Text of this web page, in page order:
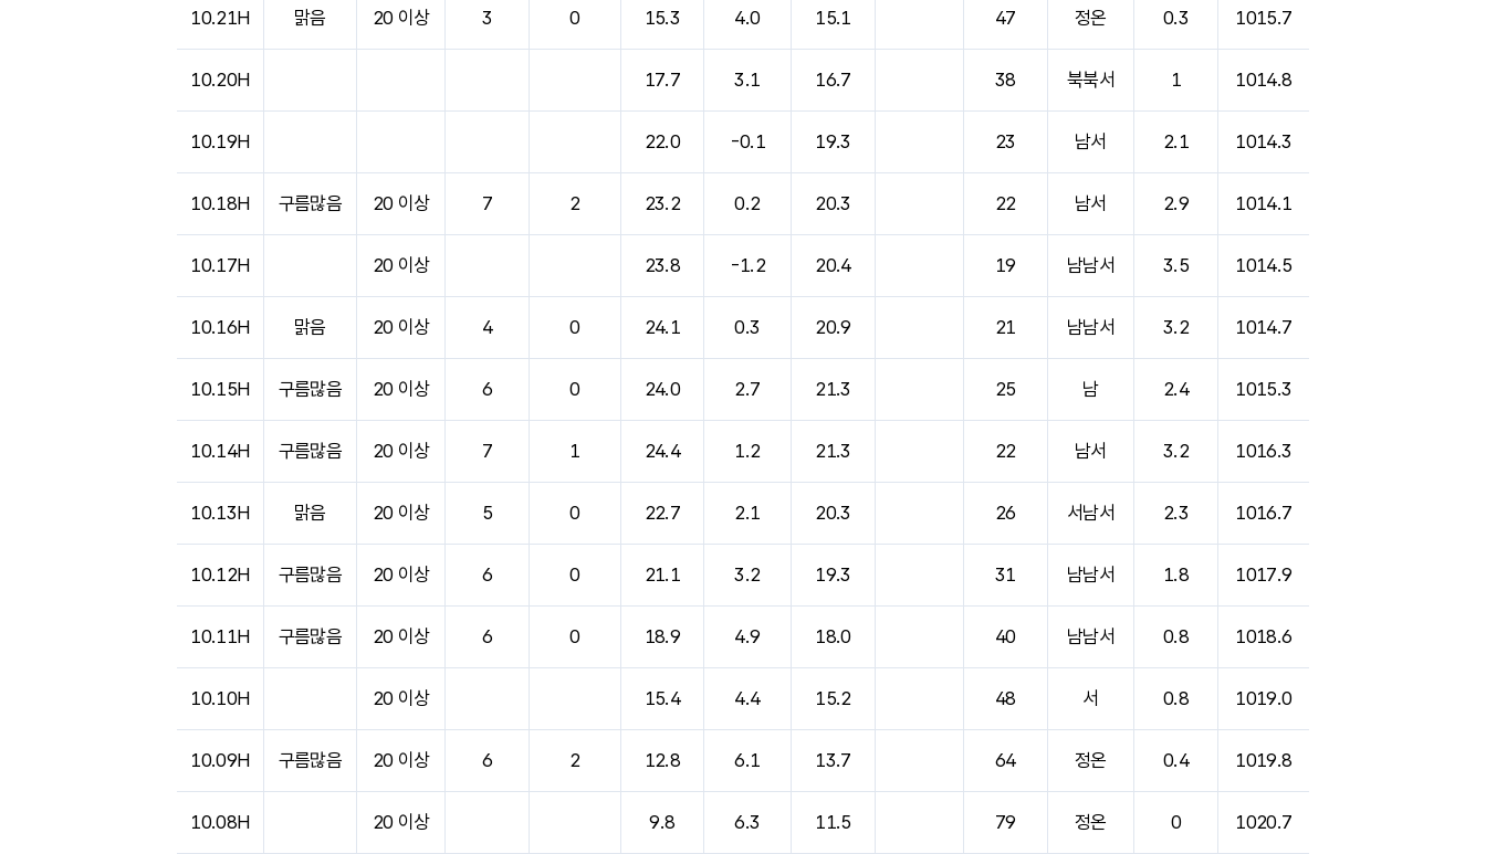
10.21H 맑음 20 이상 3 0 15.3 4.0 15.1 47 정온 0.3 1015.7
10.20H 17.7 3.1 16.7 38 북북서 1 1014.8
10.19H 22.0 -0.1 19.3 23 남서 2.1 1014.3
10.18H 구름많음 20 이상 7 2 23.2 0.2 20.3 22 남서 2.9 1014.1
10.17H 20 이상 23.8 -1.2 20.4 19 남남서 3.5 1014.5
10.16H 맑음 20 이상 4 0 24.1 0.3 20.9 21 남남서 3.2 1014.7
10.15H 구름많음 20 이상 6 0 24.0 2.7 21.3 25 남 2.4 1015.3
10.14H 구름많음 20 이상 7 1 24.4 1.2 21.3 22 남서 3.2 1016.3
10.13H 맑음 20 이상 5 0 22.7 2.1 20.3 26 서남서 2.3 1016.7
10.12H 구름많음 20 이상 6 0 21.1 3.2 19.3 31 남남서 1.8 1017.9
10.11H 구름많음 20 이상 6 0 18.9 4.9 18.0 40 남남서 0.8 1018.6
10.10H 20 이상 15.4 4.4 15.2 48 서 0.8 1019.0
10.09H 구름많음 20 이상 6 2 12.8 6.1 13.7 64 정온 0.4 1019.8
10.08H 20 이상 9.8 6.3 11.5 79 정온 0 1020.7